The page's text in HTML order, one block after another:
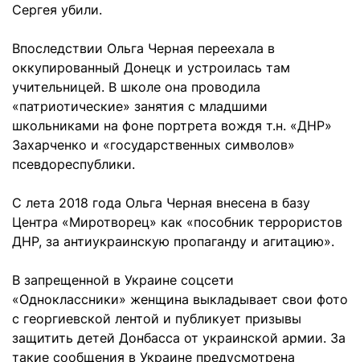
Сергея убили.
Впоследствии Ольга Черная переехала в
оккупированный Донецк и устроилась там
учительницей. В школе она проводила
«патриотические» занятия с младшими
школьниками на фоне портрета вождя т.н. «ДНР»
Захарченко и «государственных символов»
псевдореспублики.
С лета 2018 года Ольга Черная внесена в базу
Центра «Миротворец» как «пособник террористов
ДНР, за антиукраинскую пропаганду и агитацию».
В запрещенной в Украине соцсети
«Одноклассники» женщина выкладывает свои фото
с георгиевской лентой и публикует призывы
защитить детей Донбасса от украинской армии. За
такие сообщения в Украине предусмотрена